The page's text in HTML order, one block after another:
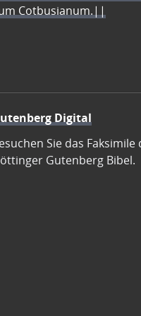
Cotbusianum.||
Digital
Sie das Faksimile
Gutenberg Bibel.